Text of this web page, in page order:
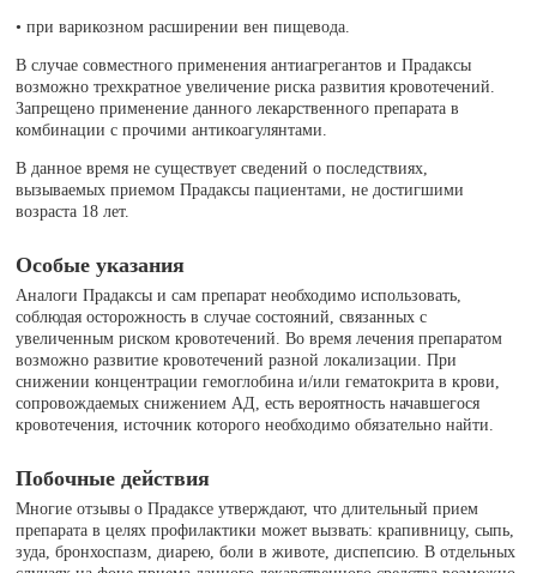
• при варикозном расширении вен пищевода.
В случае совместного применения антиагрегантов и Прадаксы
возможно трехкратное увеличение риска развития кровотечений.
Запрещено применение данного лекарственного препарата в
комбинации с прочими антикоагулянтами.
В данное время не существует сведений о последствиях,
вызываемых приемом Прадаксы пациентами, не достигшими
возраста 18 лет.
Особые указания
Аналоги Прадаксы и сам препарат необходимо использовать,
соблюдая осторожность в случае состояний, связанных с
увеличенным риском кровотечений. Во время лечения препаратом
возможно развитие кровотечений разной локализации. При
снижении концентрации гемоглобина и/или гематокрита в крови,
сопровождаемых снижением АД, есть вероятность начавшегося
кровотечения, источник которого необходимо обязательно найти.
Побочные действия
Многие отзывы о Прадаксе утверждают, что длительный прием
препарата в целях профилактики может вызвать: крапивницу, сыпь,
зуда, бронхоспазм, диарею, боли в животе, диспепсию. В отдельных